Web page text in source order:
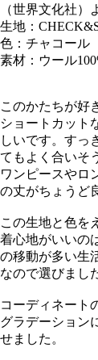
（世界文化社）
生地：
色：チャコール
素材：ウール
このかたちが好
ショートカット
しいです。すっ
てもよく合いそ
ワンピースやロ
の丈がちょうど
この生地と色を
着心地がいいの
の移動が多い生
なので選びまし
コーディネート
グラデーション
せました。